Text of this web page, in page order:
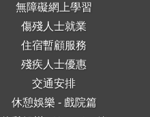
無障礙網上學習
傷殘人士就業
住宿暫顧服務
殘疾人士優惠
交通安排
休憩娛樂 - 戲院篇